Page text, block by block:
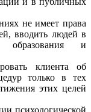
не имеет права
вводить людей в
образования и
клиента об
только в тех
этих целей